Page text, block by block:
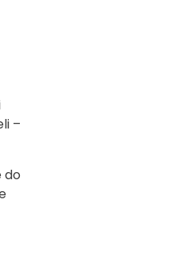
–
do